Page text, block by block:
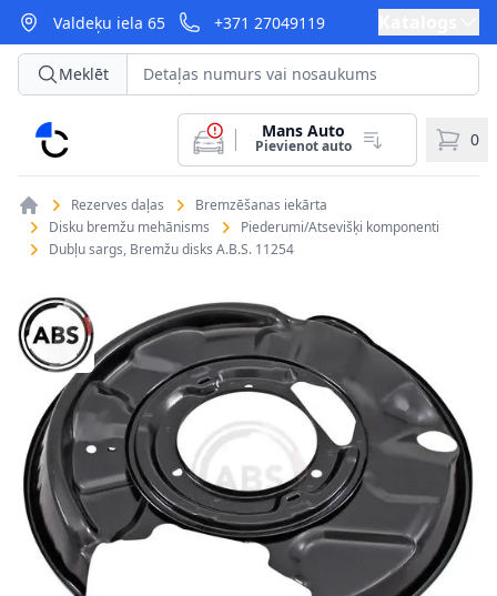
Valdeķu iela 65 +371 27049119
CarParts
Meklēt
Mans Auto
Pievienot auto 0
Rezerves daļas
Bremzēšanas iekārta
Disku bremžu mehānisms
Piederumi/Atsevišķi komponenti
Dubļu sargs, Bremžu disks A.B.S. 11254